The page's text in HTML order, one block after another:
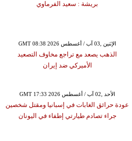
بريشة : سعيد الفرماوي
GMT 08:38 2026 الإثنين ,03 آب / أغسطس
الذهب يصعد مع تراجع مخاوف التصعيد
الأميركي ضد إيران
GMT 17:33 2026 الأحد ,02 آب / أغسطس
عودة حرائق الغابات في إسبانيا ومقتل شخصين
جراء تصادم طيارتي إطفاء في اليونان